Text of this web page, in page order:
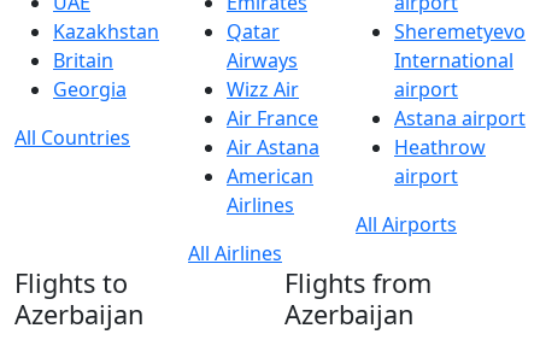
Kazakhstan
Britain
Georgia
All Countries
Qatar
Airways
Wizz Air
Air France
Air Astana
American
Airlines
All Airlines
Sheremetyevo
International
airport
Astana airport
Heathrow
airport
All Airports
Flights to
Azerbaijan
Flights from
Azerbaijan